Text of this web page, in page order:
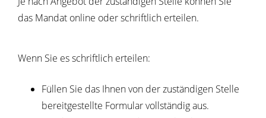
das Mandat online oder schriftlich erteilen.
Wenn Sie es schriftlich erteilen:
Füllen Sie das Ihnen von der zuständigen Stelle
bereitgestellte Formular vollständig aus.